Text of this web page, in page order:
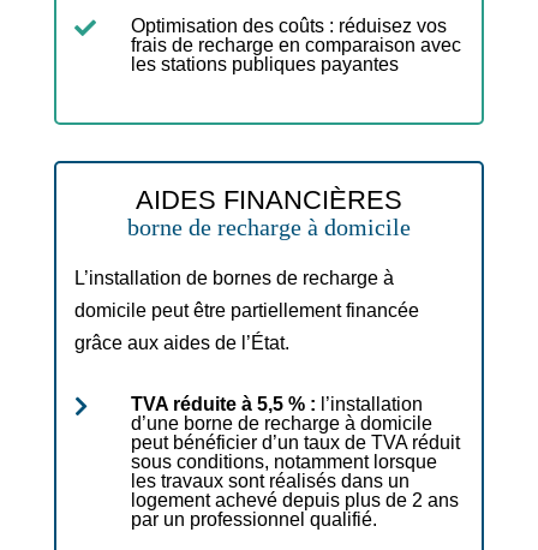

Optimisation des coûts : réduisez vos
frais de recharge en comparaison avec
les stations publiques payantes
AIDES FINANCIÈRES
borne de recharge à domicile
L’installation de bornes de recharge à
domicile peut être partiellement financée
grâce aux aides de l’État.
 TVA réduite à 5,5 % : l’installation
d’une borne de recharge à domicile
peut bénéficier d’un taux de TVA réduit
sous conditions, notamment lorsque
les travaux sont réalisés dans un
logement achevé depuis plus de 2 ans
par un professionnel qualifié.